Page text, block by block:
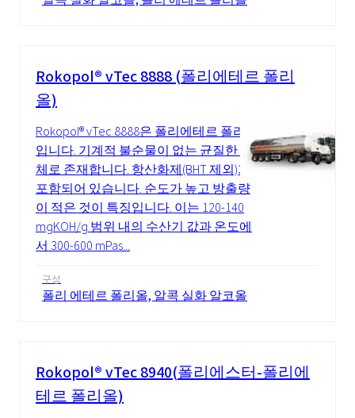
Rokopol® vTec 8888 (폴리에테르 폴리
올)
Rokopol® vTec 8888은 폴리에테르 폴리올
입니다. 기계적 불순물이 없는 균질한 액
체로 존재합니다. 항산화제(BHT 제외)가
포함되어 있습니다. 순도가 높고 방출량
이 적은 것이 특징입니다. 이는 120-140
mgKOH/g 범위 내의 수산기 값과 온도에
서 300-600 mPas...
구성
폴리 에테르 폴리올, 알콕 실화 알코올
Rokopol® vTec 8940(폴리에스터-폴리에
테르 폴리올)